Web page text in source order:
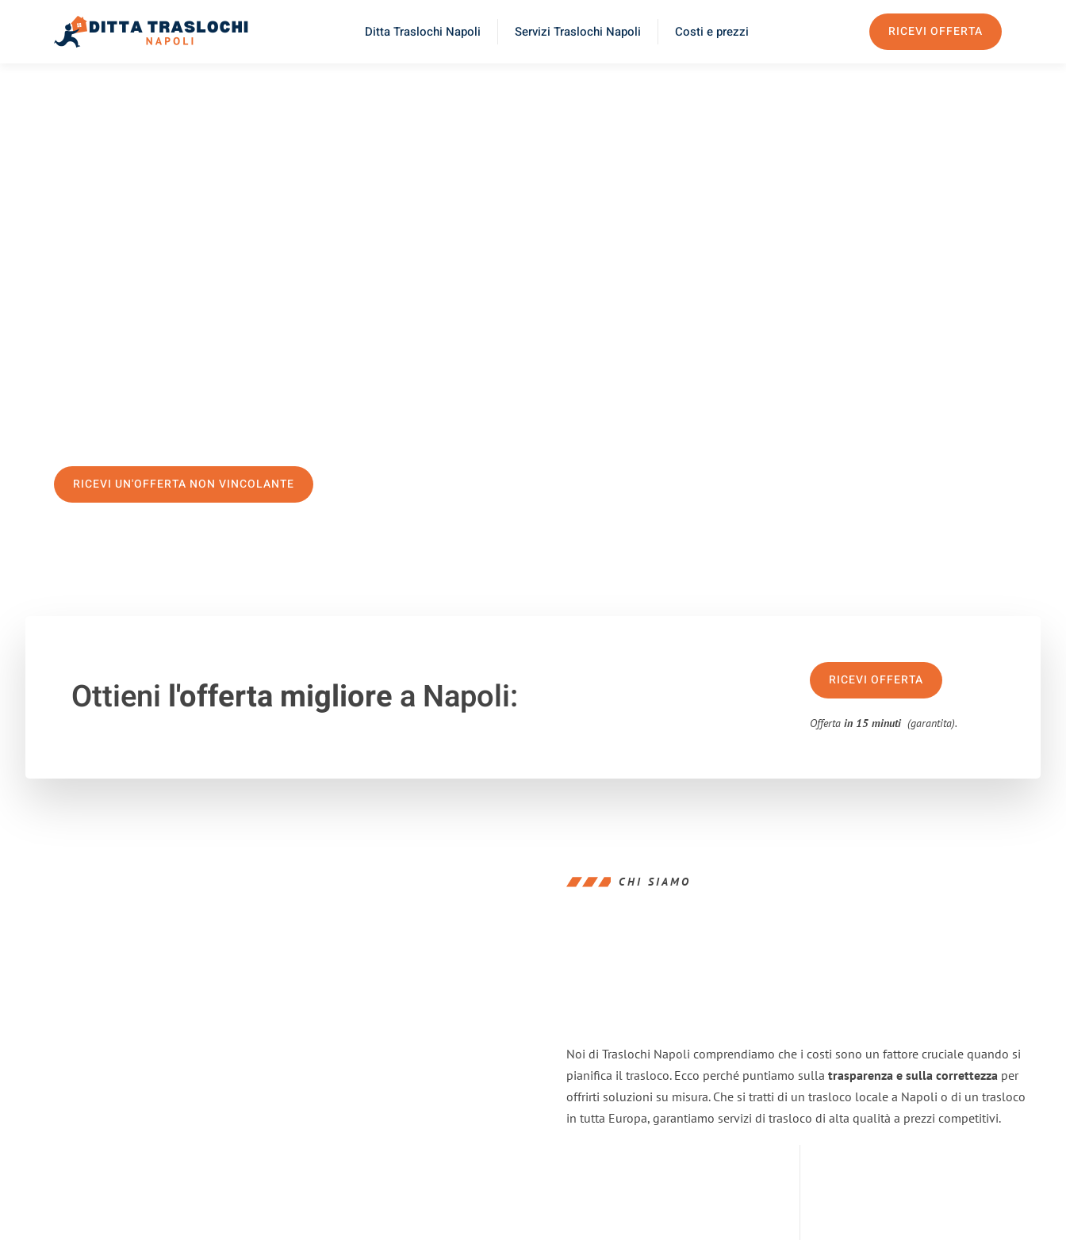
Ditta Traslochi Napoli Servizi Traslochi Napoli Costi e prezzi RICEVI OFFERTA
RICEVI UN'OFFERTA NON VINCOLANTE
Ottieni l'offerta migliorea Napoli: RICEVI OFFERTA
Offertain 15 minuti (garantita).
CHI SIAMO
Noi di Traslochi Napoli comprendiamo che i costi sono un fattore cruciale quando si
pianifica il trasloco. Ecco perché puntiamo sulla trasparenza e sulla correttezza per
offrirti soluzioni su misura. Che si tratti di un trasloco locale a Napoli o di un trasloco
in tutta Europa, garantiamo servizi di trasloco di alta qualità a prezzi competitivi.